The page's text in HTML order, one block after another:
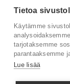
Tietoa
Käytämme
tarjotaksemme
parantaaksemme
Lue lisää